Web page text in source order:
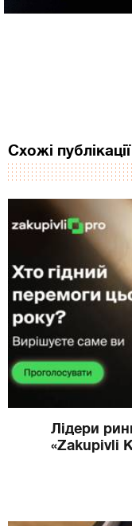
Схожі публікації
Лідери
«Zakupivli